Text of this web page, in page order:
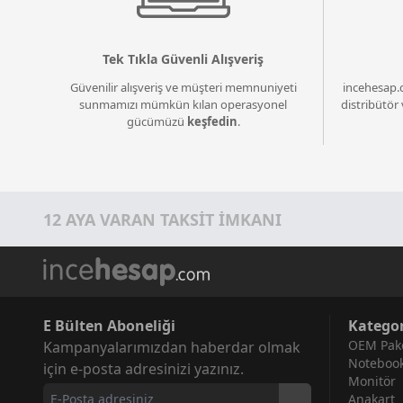
Tek Tıkla Güvenli Alışveriş
Güvenilir alışveriş ve müşteri memnuniyeti
sunmamızı mümkün kılan operasyonel
gücümüzü keşfedin.
distribütör
12 AYA VARAN TAKSİT İMKANI
E Bülten Aboneliği
Kampanyalarımızdan haberdar olmak
için e-posta adresinizi yazınız.
OEM
Monitör
Anakart